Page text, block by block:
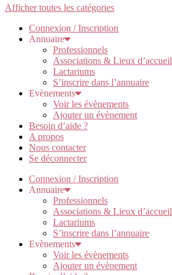
Afficher toutes les catégories
Connexion / Inscription
Annuaire
Professionnels
Associations & Lieux d’accueil
Lactariums
S’inscrire dans l’annuaire
Evènements
Voir les évènements
Ajouter un évènement
Besoin d’aide ?
A propos
Nous contacter
Se déconnecter
Connexion / Inscription
Annuaire
Professionnels
Associations & Lieux d’accueil
Lactariums
S’inscrire dans l’annuaire
Evènements
Voir les évènements
Ajouter un évènement